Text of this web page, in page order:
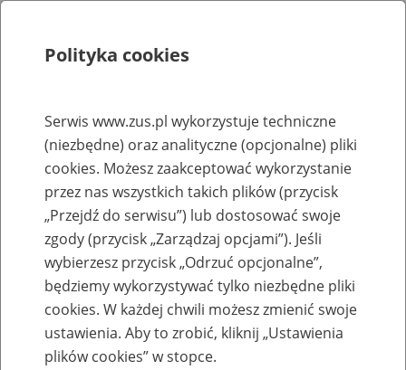
Rejestry, ewidencje i archiwa
Baza zlikwidowanych lub
przekształconych zakładów pracy
Nazwa zakładu pracy:
Polityka cookies
Serwis www.zus.pl wykorzystuje techniczne
(niezbędne) oraz analityczne (opcjonalne) pliki
cookies. Możesz zaakceptować wykorzystanie
przez nas wszystkich takich plików (przycisk
„Przejdź do serwisu”) lub dostosować swoje
zgody (przycisk „Zarządzaj opcjami”). Jeśli
wybierzesz przycisk „Odrzuć opcjonalne”,
będziemy wykorzystywać tylko niezbędne pliki
cookies. W każdej chwili możesz zmienić swoje
ustawienia. Aby to zrobić, kliknij „Ustawienia
plików cookies” w stopce.